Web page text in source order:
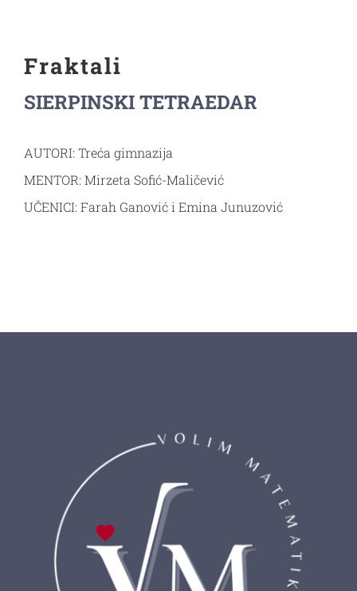
Kontakt
Fraktali
SIERPINSKI TETRAEDAR
AUTORI: Treća gimnazija
MENTOR: Mirzeta Sofić-Maličević
UČENICI: Farah Ganović i Emina Junuzović